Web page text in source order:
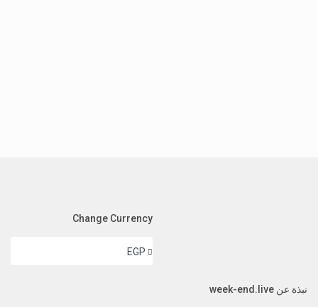
Change Currency
EGP
نبذة عن week-end.live